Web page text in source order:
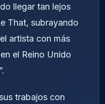
llegar tan lejos
That, subrayando
artista con más
el Reino Unido
trabajos con